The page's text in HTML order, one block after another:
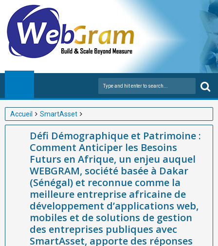
Accueil
SmartAsset
Défi Démographique et Patrimoine : Comment Anticiper les
Besoins Futurs en Afrique, un enjeu auquel WEBGRAM, société
basée à Dakar (Sénégal) et reconnue comme la meilleure
entreprise africaine de développement d’applications web,
mobiles et de solutions de gestion des entreprises publiques
avec SmartAsset, apporte des réponses innovantes et adaptées
au contexte du continen
Défi Démographique et Patrimoine :
Comment Anticiper les Besoins
Futurs en Afrique, un enjeu auquel
WEBGRAM, société basée à Dakar
(Sénégal) et reconnue comme la
meilleure entreprise africaine de
développement d’applications web,
mobiles et de solutions de gestion
des entreprises publiques avec
SmartAsset, apporte des réponses